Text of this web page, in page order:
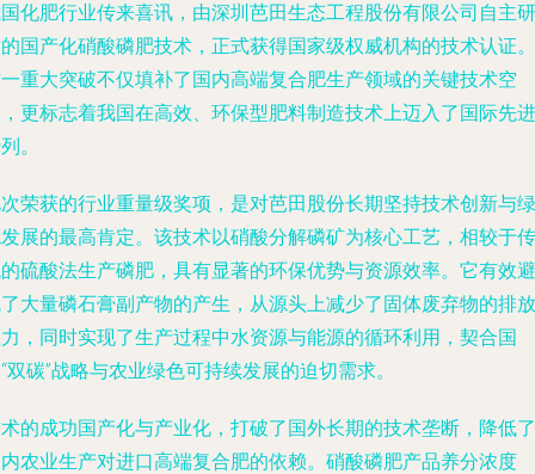
化肥行业传来喜讯，由深圳芭田生态工程股份有限公司自主研
国产化硝酸磷肥技术，正式获得国家级权威机构的技术认证。
重大突破不仅填补了国内高端复合肥生产领域的关键技术空
更标志着我国在高效、环保型肥料制造技术上迈入了国际先进
。
荣获的行业重量级奖项，是对芭田股份长期坚持技术创新与绿
展的最高肯定。该技术以硝酸分解磷矿为核心工艺，相较于传
硫酸法生产磷肥，具有显著的环保优势与资源效率。它有效避
大量磷石膏副产物的产生，从源头上减少了固体废弃物的排放
，同时实现了生产过程中水资源与能源的循环利用，契合国
双碳”战略与农业绿色可持续发展的迫切需求。
的成功国产化与产业化，打破了国外长期的技术垄断，降低了
农业生产对进口高端复合肥的依赖。硝酸磷肥产品养分浓度